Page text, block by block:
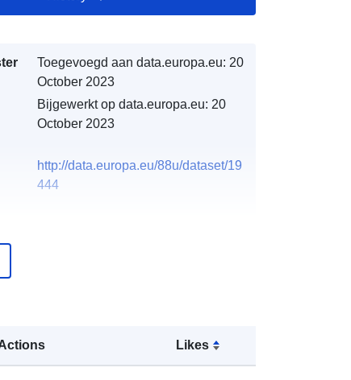
Likes
Toegevoegd aan data.europa.eu: 20
October 2023
Bijgewerkt op data.europa.eu: 20
October 2023
http://data.europa.eu/88u/dataset/19
444